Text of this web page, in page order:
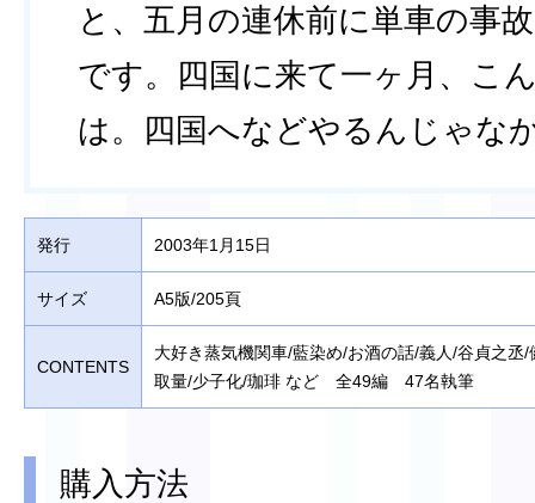
と、五月の連休前に単車の事
です。四国に来て一ヶ月、こ
は。四国へなどやるんじゃな
発行 2003年1月15日
サイズ A5版/205頁
CONTENTS
大好き蒸気機関車/藍染め/お酒の話/義人/谷貞之
取量/少子化/珈琲 など 全49編 47名執筆
購入方法